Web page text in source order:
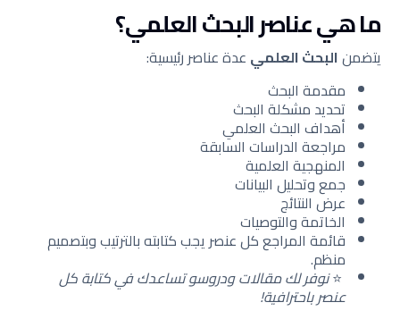
ما هي عناصر البحث العلمي؟
يتضمنالبحث العلميعدة عناصر رئيسية:
مقدمة البحث
تحديد مشكلة البحث
أهداف البحث العلمي
مراجعة الدراسات السابقة
المنهجية العلمية
جمع وتحليل البيانات
عرض النتائج
الخاتمة والتوصيات
قائمة المراجع كل عنصر يجب كتابته بالترتيب وبتصميم
منظم.
⭐نوفر لك مقالات ودروسو تساعدك في كتابة كل
عنصر باحترافية!